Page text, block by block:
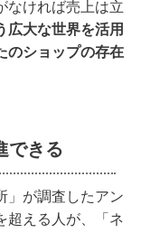
なければ売上は立
広大な世界を活用
のショップの存在
できる
」が調査したアン
超える人が、「ネ